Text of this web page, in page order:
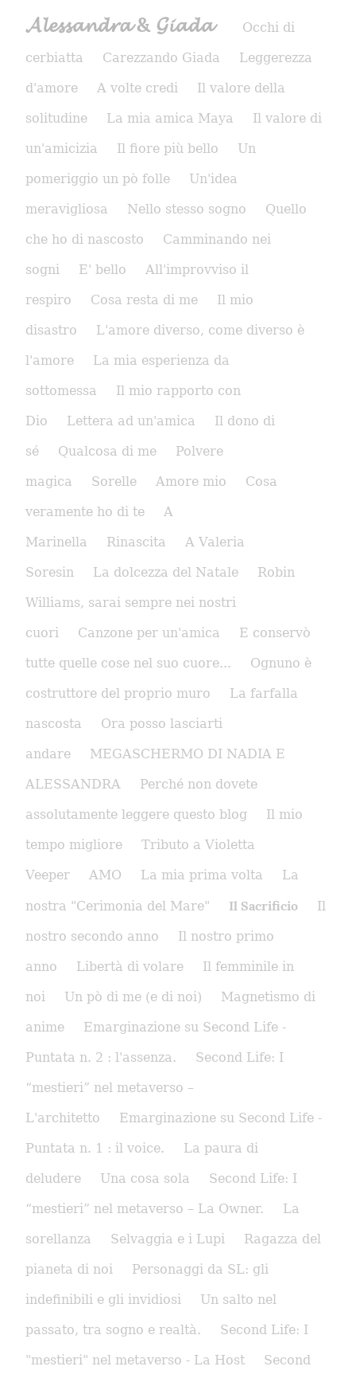
𝓐𝓵𝓮𝓼𝓼𝓪𝓷𝓭𝓻𝓪 & 𝓖𝓲𝓪𝓭𝓪
Occhi di
cerbiatta
Carezzando Giada
Leggerezza
d'amore
A volte credi
Il valore della
solitudine
La mia amica Maya
Il valore di
un'amicizia
Il fiore più bello
Un
pomeriggio un pò folle
Un'idea
meravigliosa
Nello stesso sogno
Quello
che ho di nascosto
Camminando nei
sogni
E' bello
All'improvviso il
respiro
Cosa resta di me
Il mio
disastro
L'amore diverso, come diverso è
l'amore
La mia esperienza da
sottomessa
Il mio rapporto con
Dio
Lettera ad un'amica
Il dono di
sé
Qualcosa di me
Polvere
magica
Sorelle Amore mio
Cosa
veramente ho di te
A
Marinella
Rinascita
A Valeria
Soresin
La dolcezza del Natale
Robin
Williams, sarai sempre nei nostri
cuori
Canzone per un'amica
E conservò
tutte quelle cose nel suo cuore...
Ognuno è
costruttore del proprio muro
La farfalla
nascosta
Ora posso lasciarti
andare
MEGASCHERMO DI NADIA E
ALESSANDRA
Perché non dovete
assolutamente leggere questo blog
Il mio
tempo migliore
Tributo a Violetta
Veeper
AMO La mia prima volta La
nostra "Cerimonia del Mare" Il Sacrificio
Il
nostro secondo anno
Il nostro primo
anno
Libertà di volare
Il femminile in
noi
Un pò di me (e di noi)
Magnetismo di
anime
Emarginazione su Second Life -
Puntata n. 2 : l'assenza.
Second Life: I
“mestieri” nel metaverso –
L'architetto
Emarginazione su Second Life -
Puntata n. 1 : il voice.
La paura di
deludere
Una cosa sola
Second Life: I
“mestieri” nel metaverso – La Owner.
La
sorellanza
Selvaggia e i Lupi
Ragazza del
pianeta di noi
Personaggi da SL: gli
indefinibili e gli invidiosi
Un salto nel
passato, tra sogno e realtà.
Second Life: I
"mestieri" nel metaverso - La Host
Second